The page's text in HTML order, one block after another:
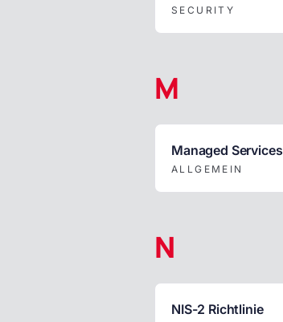
SECURITY
M
Managed Services
ALLGEMEIN
N
NIS-2 Richtlinie